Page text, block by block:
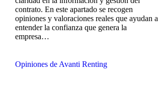
contrato. En este apartado se recogen
opiniones y valoraciones reales que ayudan a
entender la confianza que genera la
empresa…
Opiniones de Avanti Renting